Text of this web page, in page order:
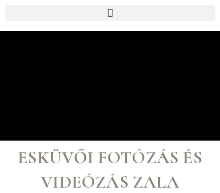
ESKÜVŐI FOTÓZÁS ÉS
VIDEÓZÁS ZALA